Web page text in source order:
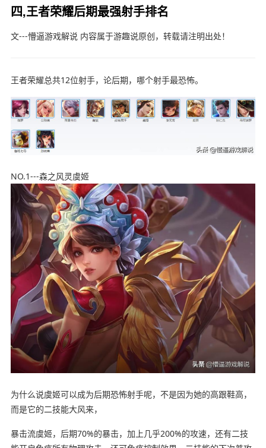
四,王者荣耀后期最强射手排名
文---懵逼游戏解说 内容属于游趣说原创，转载请注明出处！
王者荣耀总共12位射手，论后期，哪个射手最恐怖。
NO.1---森之风灵虞姬
为什么说虞姬可以成为后期恐怖射手呢，不是因为她的高跟鞋高，
而是它的二技能大风来，
暴击流虞姬，后期70%的暴击，加上几乎200%的攻速，还有二技